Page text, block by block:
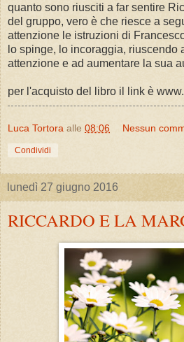
quanto sono riusciti a far sentire
del gruppo, vero è che riesce a
attenzione le istruzioni di
lo spinge, lo incoraggia, riuscendo
attenzione e ad aumentare la sua
per l'acquisto del libro il link è
Luca Tortora alle 08:06 Nessun
Condividi
lunedì 27 giugno 2016
RICCARDO E LA